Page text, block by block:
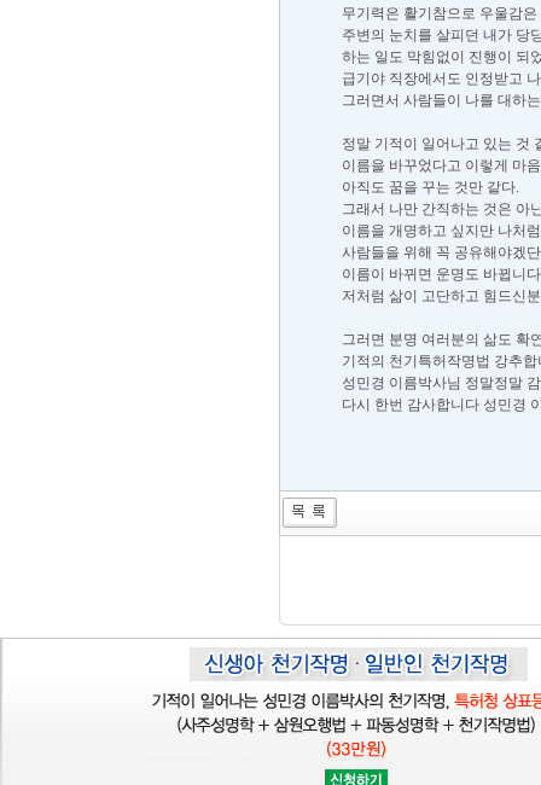
무기력은 활기참으로 우울감
주변의 눈치를 살피던 내가 당
하는 일도 막힘없이 진행이 되
급기야 직장에서도 인정받고
그러면서 사람들이 나를 대하
정말 기적이 일어나고 있는 것
이름을 바꾸었다고 이렇게 마
아직도 꿈을 꾸는 것만 같다.
그래서 나만 간직하는 것은 아
이름을 개명하고 싶지만 나처
사람들을 위해 꼭 공유해야겠
이름이 바뀌면 운명도 바뀝니
저처럼 삶이 고단하고 힘드신
그러면 분명 여러분의 삶도 확
기적의 천기특허작명법 강추
성민경 이름박사님 정말정말
다시 한번 감사합니다 성민경